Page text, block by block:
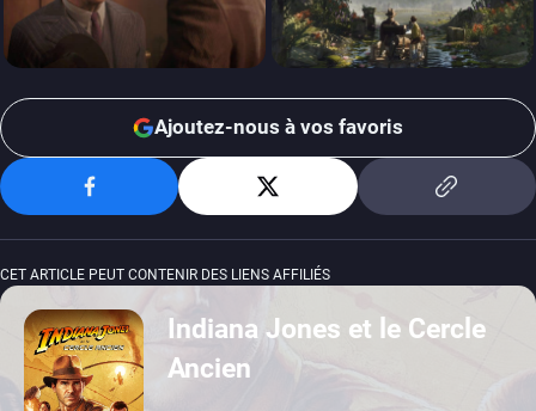
Ajoutez-nous à vos favoris
CET ARTICLE PEUT CONTENIR DES LIENS AFFILIÉS
Indiana Jones et le Cercle
Ancien